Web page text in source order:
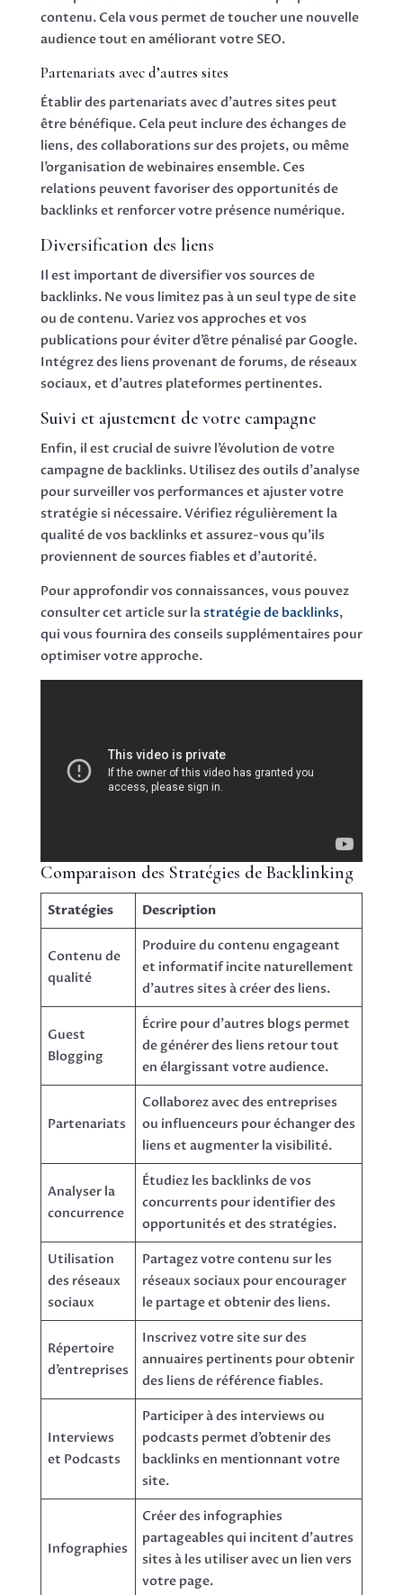
contenu. Cela vous permet de toucher une nouvelle
audience tout en améliorant votre SEO.
Partenariats avec d’autres sites
Établir des partenariats avec d’autres sites peut
être bénéfique. Cela peut inclure des échanges de
liens, des collaborations sur des projets, ou même
l’organisation de webinaires ensemble. Ces
relations peuvent favoriser des opportunités de
backlinks et renforcer votre présence numérique.
Diversification des liens
Il est important de diversifier vos sources de
backlinks. Ne vous limitez pas à un seul type de site
ou de contenu. Variez vos approches et vos
publications pour éviter d’être pénalisé par Google.
Intégrez des liens provenant de forums, de réseaux
sociaux, et d’autres plateformes pertinentes.
Suivi et ajustement de votre campagne
Enfin, il est crucial de suivre l’évolution de votre
campagne de backlinks. Utilisez des outils d’analyse
pour surveiller vos performances et ajuster votre
stratégie si nécessaire. Vérifiez régulièrement la
qualité de vos backlinks et assurez-vous qu’ils
proviennent de sources fiables et d’autorité.
Pour approfondir vos connaissances, vous pouvez
consulter cet article sur lastratégie de backlinks,
qui vous fournira des conseils supplémentaires pour
optimiser votre approche.
Comparaison des Stratégies de Backlinking
Stratégies Description
Contenu de
qualité
Produire du contenu engageant
et informatif incite naturellement
d’autres sites à créer des liens.
Guest
Blogging
Écrire pour d’autres blogs permet
de générer des liens retour tout
en élargissant votre audience.
Partenariats
Collaborez avec des entreprises
ou influenceurs pour échanger des
liens et augmenter la visibilité.
Analyser la
concurrence
Étudiez les backlinks de vos
concurrents pour identifier des
opportunités et des stratégies.
Utilisation
des réseaux
sociaux
Partagez votre contenu sur les
réseaux sociaux pour encourager
le partage et obtenir des liens.
Répertoire
d’entreprises
Inscrivez votre site sur des
annuaires pertinents pour obtenir
des liens de référence fiables.
Interviews
et Podcasts
Participer à des interviews ou
podcasts permet d’obtenir des
backlinks en mentionnant votre
site.
Infographies
Créer des infographies
partageables qui incitent d’autres
sites à les utiliser avec un lien vers
votre page.